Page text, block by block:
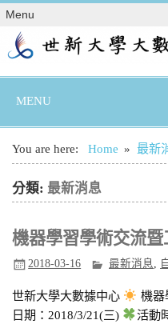
Skip
to
content
Menu
MENU
You are here: Home 最新
分類: 最新消息
機器學習學術交流
2018-03-16 最新消息
世新大學大數據中心 機器
日期：2018/3/21(三)
活動